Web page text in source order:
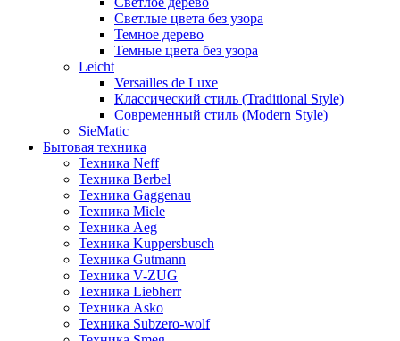
Светлые цвета без узора
Темное дерево
Темные цвета без узора
Leicht
Versailles de Luxe
Классический стиль (Traditional Style)
Современный стиль (Modern Style)
SieMatic
Бытовая техника
Техника Neff
Техника Berbel
Техника Gaggenau
Техника Miele
Техника Aeg
Техника Kuppersbusch
Техника Gutmann
Техника V-ZUG
Техника Liebherr
Техника Asko
Техника Subzero-wolf